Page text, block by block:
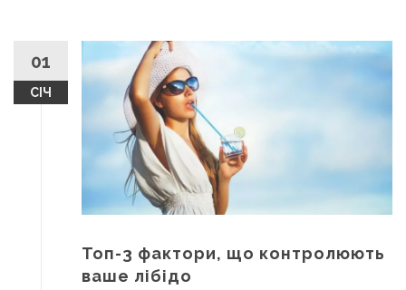
01
СІЧ
Топ-3 фактори, що контролюють
ваше лібідо